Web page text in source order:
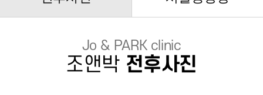
Jo & PARK clinic
조앤박전후사진